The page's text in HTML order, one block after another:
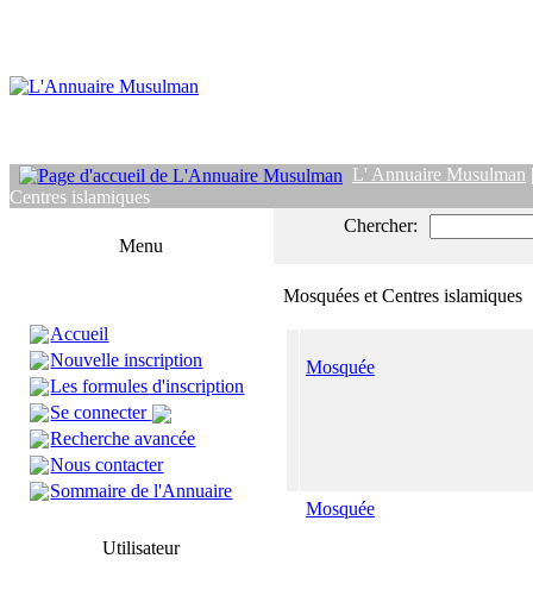
L' Annuaire Musulman
Centres islamiques
Menu
Accueil
Nouvelle inscription
Les formules d'inscription
Se connecter
Recherche avancée
Nous contacter
Sommaire de l'Annuaire
Utilisateur
Chercher:
Mosquées et Centres islamiques
Mosquée
Mosquée